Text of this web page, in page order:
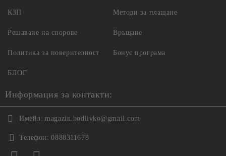
КЗП
Решаване на спорове
Политика за поверителност
Методи за плащане
Връщане
Бонус програма
БЛОГ
Информация за контакти:
Имейл: magazin.bodlivko@gmail.com
Телефон: 0888311678